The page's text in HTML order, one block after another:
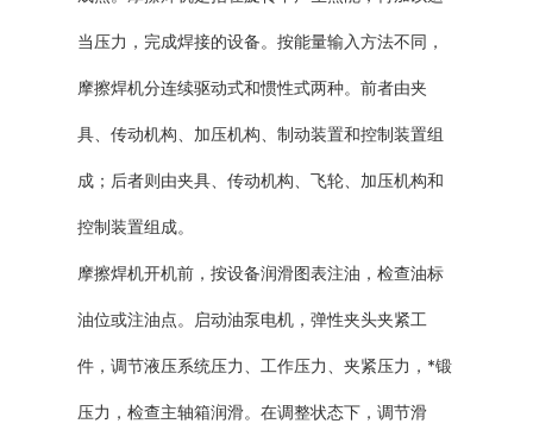
当压力，完成焊接的设备。按能量输入方法不同，
摩擦焊机分连续驱动式和惯性式两种。前者由夹
具、传动机构、加压机构、制动装置和控制装置组
成；后者则由夹具、传动机构、飞轮、加压机构和
控制装置组成。
摩擦焊机开机前，按设备润滑图表注油，检查油标
油位或注油点。启动油泵电机，弹性夹头夹紧工
件，调节液压系统压力、工作压力、夹紧压力，*锻
压力，检查主轴箱润滑。在调整状态下，调节滑